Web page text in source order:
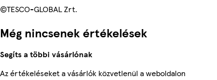
©TESCO-GLOBAL Zrt.
Még nincsenek értékelések
Segíts a többi vásárlónak
Az értékeléseket a vásárlók közvetlenül a weboldalon